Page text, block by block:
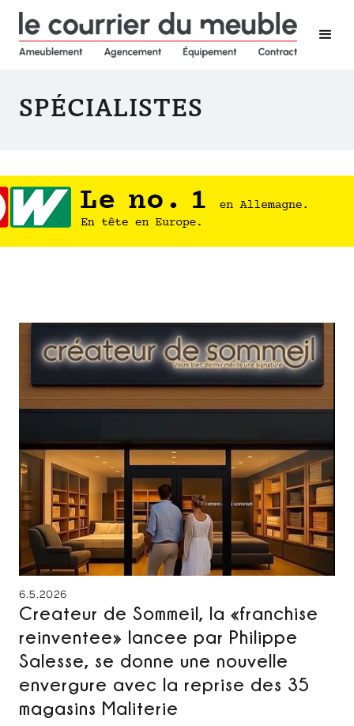
SPÉCIALISTES
6.5.2026
Createur de Sommeil, la «franchise
reinventee» lancee par Philippe
Salesse, se donne une nouvelle
envergure avec la reprise des 35
magasins Maliterie